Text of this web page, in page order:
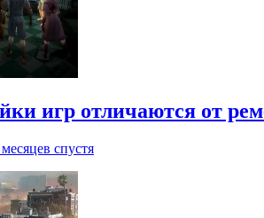
игр отличаются от
спустя